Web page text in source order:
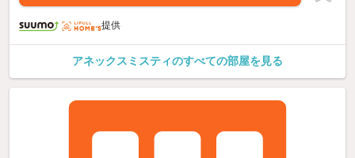
提供
アネックスミスティのすべての部屋を見る